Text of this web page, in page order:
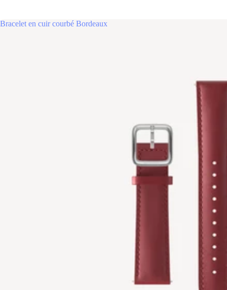
Bracelet en cuir courbé Bordeaux